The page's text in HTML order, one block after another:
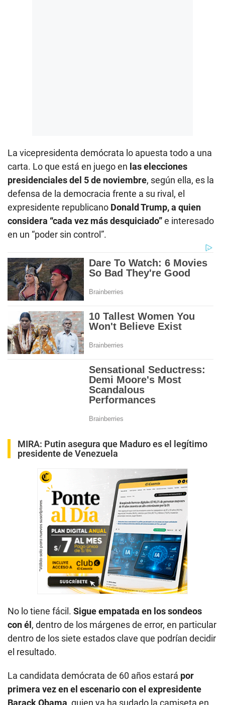
La vicepresidenta demócrata lo apuesta todo a una
carta. Lo que está en juego en las elecciones
presidenciales del 5 de noviembre, según ella, es la
defensa de la democracia frente a su rival, el
expresidente republicano Donald Trump, a quien
considera “cada vez más desquiciado”e interesado
en un “poder sin control”.
MIRA: Putin asegura que Maduro es el legítimo
presidente de Venezuela
No lo tiene fácil. Sigue empatada en los sondeos
con él , dentro de los márgenes de error, en particular
dentro de los siete estados clave que podrían decidir
el resultado.
La candidata demócrata de 60 años estará por
primera vez en el escenario con el expresidente
Barack Obama , quien ya ha sudado la camiseta en